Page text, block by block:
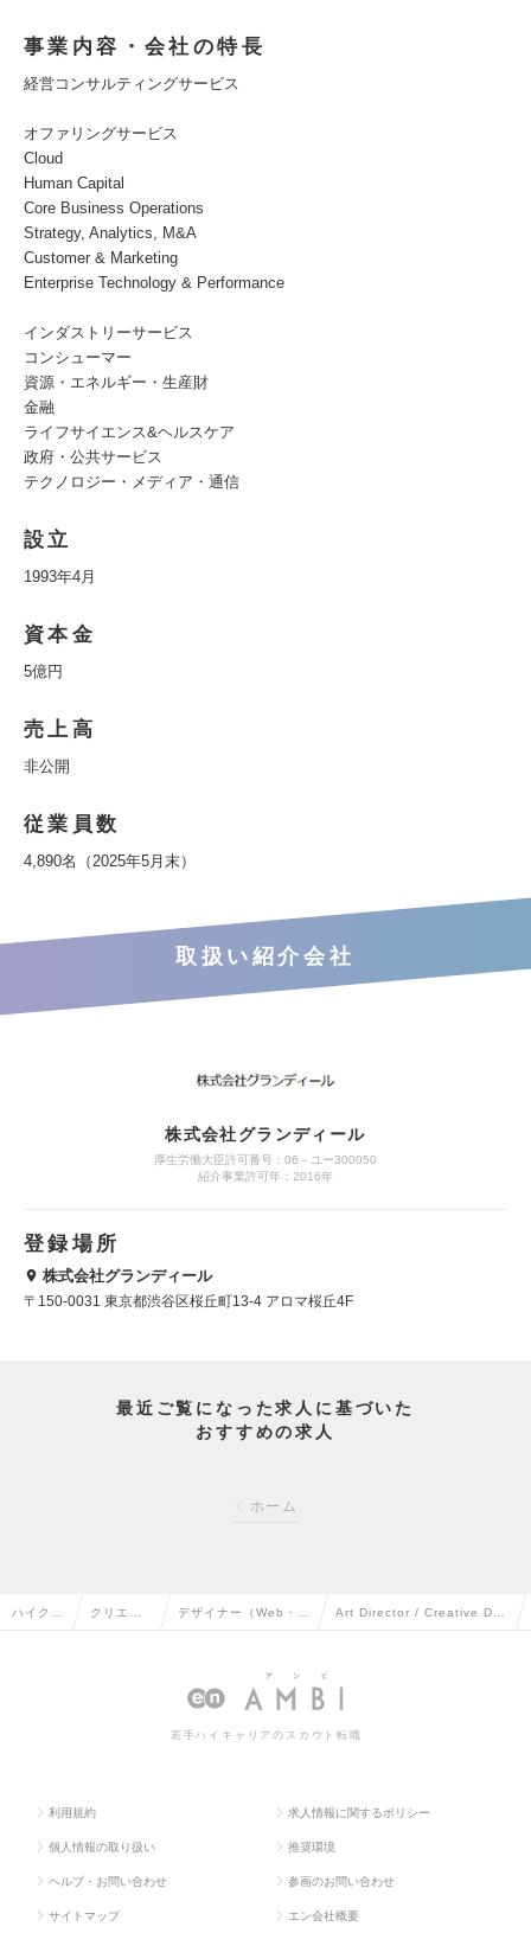
事業内容・会社の特長
経営コンサルティングサービス
オファリングサービス
Cloud
Human Capital
Core Business Operations
Strategy, Analytics, M&A
Customer & Marketing
Enterprise Technology & Performance
インダストリーサービス
コンシューマー
資源・エネルギー・生産財
金融
ライフサイエンス&ヘルスケア
政府・公共サービス
テクノロジー・メディア・通信
設立
1993年4月
資本金
5億円
売上高
非公開
従業員数
4,890名（2025年5月末）
取扱い紹介会社
株式会社グランディール
厚生労働大臣許可番号：06－ユー300050
紹介事業許可年：2016年
登録場所
株式会社グランディール
〒150-0031 東京都渋谷区桜丘町13-4 アロマ桜丘4F
最近ご覧になった求人に基づいた
おすすめの求人
ホーム
ハイクラ クリエイ デザイナー（Web・モ
の転職
Art Director / Creative Dir
の求人情報
若手ハイキャリアのスカウト転職
利用規約 求人情報に関するポリシー
個人情報の取り扱い 推奨環境
ヘルプ・お問い合わせ 参画のお問い合わせ
サイトマップ エン会社概要